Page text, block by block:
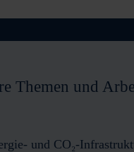
Themen und
und CO₂-